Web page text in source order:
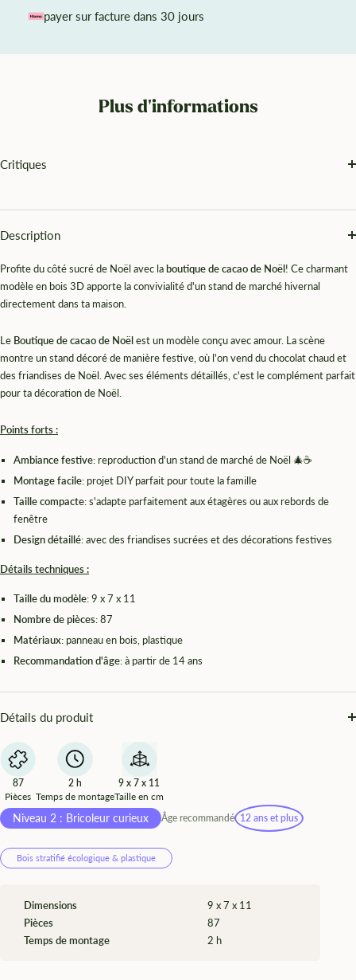
payer sur facture dans 30 jours
Plus d'informations
Critiques
Description
Profite du côté sucré de Noël avec laboutique de cacao de Noël! Ce charmant
modèle en bois 3D apporte la convivialité d'un stand de marché hivernal
directement dans ta maison.
Le Boutique de cacao de Noëlest un modèle conçu avec amour. La scène
montre un stand décoré de manière festive, où l'on vend du chocolat chaud et
des friandises de Noël. Avec ses éléments détaillés, c'est le complément parfait
pour ta décoration de Noël.
Points forts :
Ambiance festive: reproduction d'un stand de marché de Noël 🎄☕
Montage facile: projet DIY parfait pour toute la famille
Taille compacte: s'adapte parfaitement aux étagères ou aux rebords de
fenêtre
Design détaillé: avec des friandises sucrées et des décorations festives
Détails techniques :
Taille du modèle: 9 x 7 x 11
Nombre de pièces: 87
Matériaux: panneau en bois, plastique
Recommandation d'âge: à partir de 14 ans
Détails du produit
87
Pièces
2 h
Temps de montage
9 x 7 x 11
Taille en cm
Niveau 2 : Bricoleur curieux Âge recommandé 12 ans et plus
Bois stratifié écologique & plastique
Dimensions
9 x 7 x 11
Pièces
87
Temps de montage
2 h